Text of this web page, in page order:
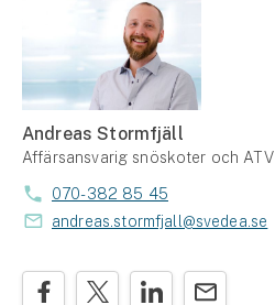
Andreas Stormfjäll
Affärsansvarig snöskoter och ATV
070-382 85 45
andreas.stormfjall@svedea.se